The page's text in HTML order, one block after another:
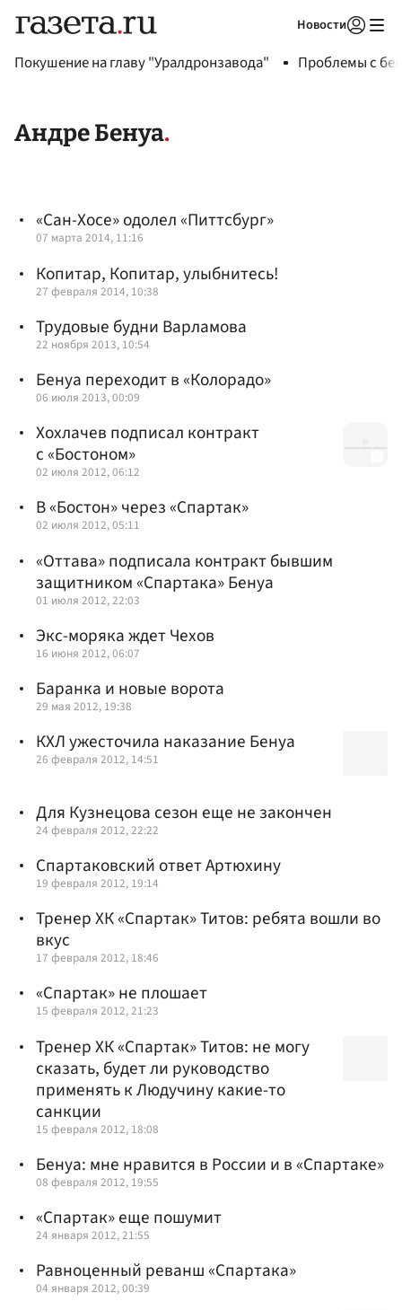
Новости
Покушение на главу "Уралдронзавода" Проблемы с
Андре Бенуа
«Сан-Хосе» одолел «Питтсбург»
07 марта 2014, 11:16
Копитар, Копитар, улыбнитесь!
27 февраля 2014, 10:38
Трудовые будни Варламова
22 ноября 2013, 10:54
Бенуа переходит в «Колорадо»
06 июля 2013, 00:09
Хохлачев подписал контракт
с «Бостоном»
02 июля 2012, 06:12
В «Бостон» через «Спартак»
02 июля 2012, 05:11
«Оттава» подписала контракт бывшим
защитником «Спартака» Бенуа
01 июля 2012, 22:03
Экс-моряка ждет Чехов
16 июня 2012, 06:07
Баранка и новые ворота
29 мая 2012, 19:38
КХЛ ужесточила наказание Бенуа
26 февраля 2012, 14:51
Для Кузнецова сезон еще не закончен
24 февраля 2012, 22:22
Спартаковский ответ Артюхину
19 февраля 2012, 19:14
Тренер ХК «Спартак» Титов: ребята вошли во
вкус
17 февраля 2012, 18:46
«Спартак» не плошает
15 февраля 2012, 21:23
Тренер ХК «Спартак» Титов: не могу
сказать, будет ли руководство
применять к Людучину какие-то
санкции
15 февраля 2012, 18:08
Бенуа: мне нравится в России и в «Спартаке»
08 февраля 2012, 19:55
«Спартак» еще пошумит
24 января 2012, 21:55
Равноценный реванш «Спартака»
04 января 2012, 00:39